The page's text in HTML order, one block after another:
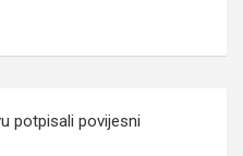
potpisali povijesni